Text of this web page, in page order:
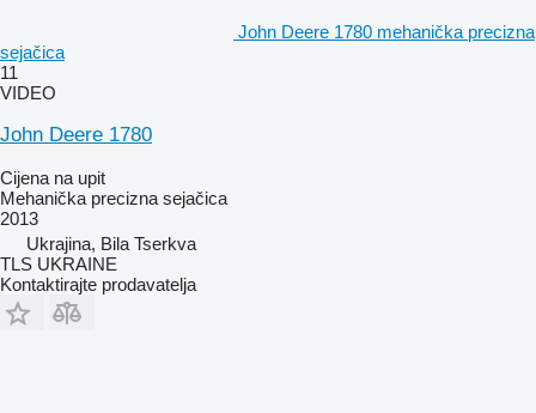
John Deere 1780 mehanička precizna
sejačica
11
VIDEO
John Deere 1780
Cijena na upit
Mehanička precizna sejačica
2013
Ukrajina, Bila Tserkva
TLS UKRAINE
Kontaktirajte prodavatelja